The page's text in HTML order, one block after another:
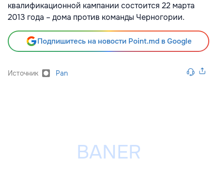
квалификационной кампании состоится 22 марта
2013 года – дома против команды Черногории.
Подпишитесь на новости Point.md в Google
Источник Pan